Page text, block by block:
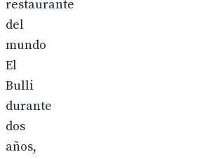
restaurante
del
mundo
El
Bulli
durante
dos
años,